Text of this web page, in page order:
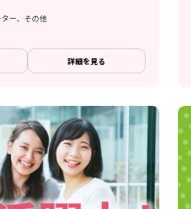
ー、その他
詳細を見る